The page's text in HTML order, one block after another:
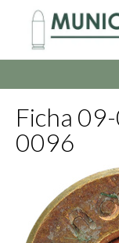
contenido
Ficha
0096